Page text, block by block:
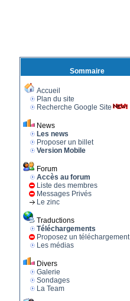
Sommaire
Accueil
Plan du site
Recherche Google Site
News
Les news
Proposer un billet
Version Mobile
Forum
Accès au forum
Liste des membres
Messages Privés
Le zinc
Traductions
Téléchargements
Proposez un téléchargement
Les médias
Divers
Galerie
Sondages
La Team